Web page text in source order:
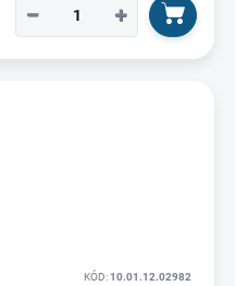
+
−
KÓD:10.01.12.02982